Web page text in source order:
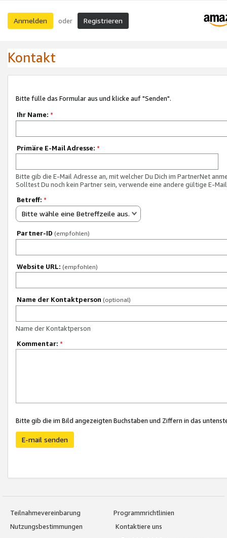
Anmelden oder Registrieren
Kontakt
Bitte fülle das Formular aus und klicke auf "Senden".
Ihr Name: *
Primäre E-Mail Adresse: *
Bitte gib die E-Mail Adresse an, mit welcher Du Dich im PartnerNet
Solltest Du noch kein Partner sein, verwende eine andere gültige E-
Betreff: *
Bitte wähle eine Betreffzeile aus.
Partner-ID (empfohlen)
Website URL: (empfohlen)
Name der Kontaktperson (optional)
Name der Kontaktperson
Kommentar: *
Bitte gib die im Bild angezeigten Buchstaben und Ziffern in das
E-mail senden
Teilnahmevereinbarung
Programmrichtlinien
Nutzungsbestimmungen
Kontaktiere uns